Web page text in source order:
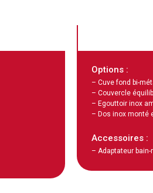
Options :
– Cuve fond bi-
– Couvercle
– Egouttoir inox
– Dos inox monté
Accessoires :
– Adaptateur bain-